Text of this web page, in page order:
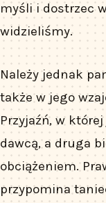
myśli i dostrzec
widzieliśmy.
Należy jednak
także w jego
Przyjaźń, w
dawcą, a druga
obciążeniem.
przypomina